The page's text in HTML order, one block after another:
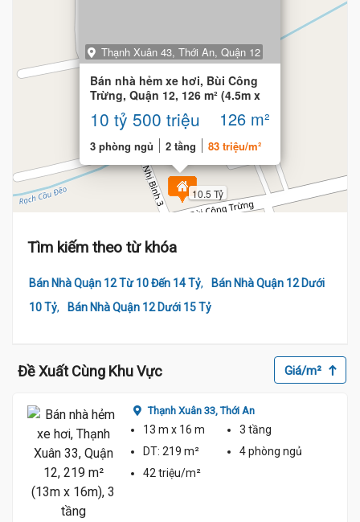
10.5 Tỷ
Thạnh Xuân 43, Thới An, Quận 12
Bán nhà hẻm xe hơi, Bùi Công
Trừng, Quận 12, 126 m² (4.5m x
10 tỷ 500 triệu 126 m²
3 phòng ngủ 2 tầng 83 triệu/m²
Tìm kiếm theo từ khóa
Bán Nhà Quận 12 Từ 10 Đến 14 Tỷ,
Bán Nhà Quận 12 Dưới
10 Tỷ, Bán Nhà Quận 12 Dưới 15 Tỷ
Đề Xuất Cùng Khu Vực Giá/m²
Thạnh Xuân 33,Thới An
13 m x 16 m
3 tầng
DT: 219 m² 4 phòng ngủ
42 triệu/m²